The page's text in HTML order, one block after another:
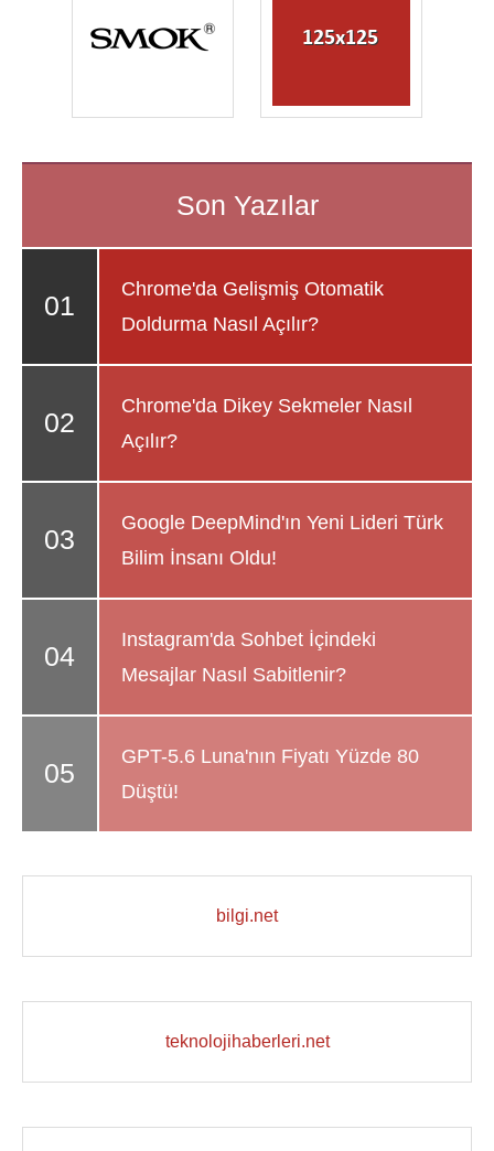
Chrome'da Gelişmiş Otomatik
Doldurma Nasıl Açılır?
Chrome'da Dikey Sekmeler Nasıl
Açılır?
Google DeepMind'ın Yeni Lideri Türk
Bilim İnsanı Oldu!
Instagram'da Sohbet İçindeki
Mesajlar Nasıl Sabitlenir?
GPT-5.6 Luna'nın Fiyatı Yüzde 80
Düştü!
bilgi.net
teknolojihaberleri.net